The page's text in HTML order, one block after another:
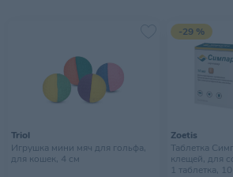
Triol
Игрушка мини мяч для гольфа,
для кошек, 4 см
-29 %
Zoetis
Таблетка
клещей, для
1 таблетка,